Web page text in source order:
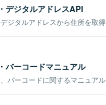
デジタルアドレスAPI
ジタルアドレスから住所を取得
バーコードマニュアル
バーコードに関するマニュアル